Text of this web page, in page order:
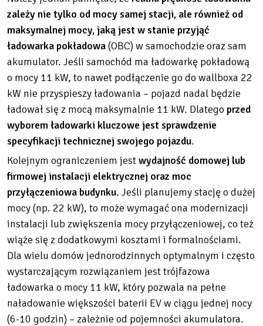
zależy nie tylko od mocy samej stacji, ale również od
maksymalnej mocy, jaką jest w stanie przyjąć
ładowarka pokładowa(OBC) w samochodzie oraz sam
akumulator. Jeśli samochód ma ładowarkę pokładową
o mocy 11 kW, to nawet podłączenie go do wallboxa 22
kW nie przyspieszy ładowania – pojazd nadal będzie
ładował się z mocą maksymalnie 11 kW. Dlatego przed
wyborem ładowarki kluczowe jest sprawdzenie
specyfikacji technicznej swojego pojazdu.
Kolejnym ograniczeniem jestwydajność domowej lub
firmowej instalacji elektrycznej oraz moc
przyłączeniowa budynku. Jeśli planujemy stację o dużej
mocy (np. 22 kW), to może wymagać ona modernizacji
instalacji lub zwiększenia mocy przyłączeniowej, co też
wiąże się z dodatkowymi kosztami i formalnościami.
Dla wielu domów jednorodzinnych optymalnym i często
wystarczającym rozwiązaniem jest trójfazowa
ładowarka o mocy 11 kW, który pozwala na pełne
naładowanie większości baterii EV w ciągu jednej nocy
(6-10 godzin) – zależnie od pojemności akumulatora.